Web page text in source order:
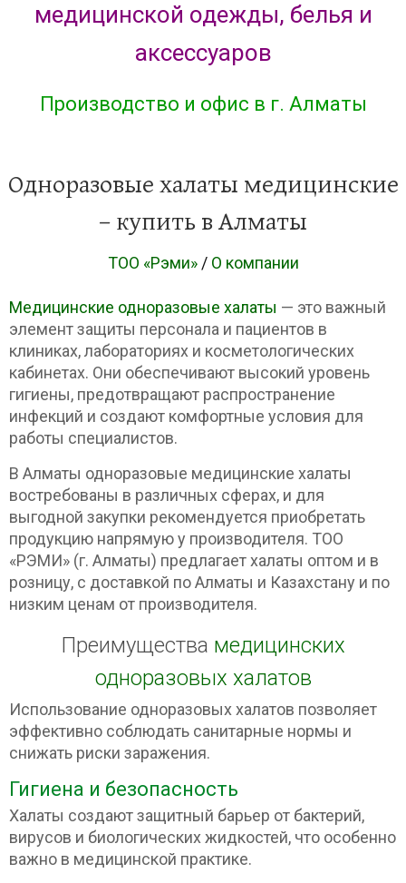
медицинской одежды, белья и
аксессуаров
Производство и офис в г. Алматы
Одноразовые халаты медицинские
– купить в Алматы
ТОО «Рэми» / О компании
Медицинские одноразовые халаты — это важный
элемент защиты персонала и пациентов в
клиниках, лабораториях и косметологических
кабинетах. Они обеспечивают высокий уровень
гигиены, предотвращают распространение
инфекций и создают комфортные условия для
работы специалистов.
В Алматы одноразовые медицинские халаты
востребованы в различных сферах, и для
выгодной закупки рекомендуется приобретать
продукцию напрямую у производителя. ТОО
«РЭМИ» (г. Алматы) предлагает халаты оптом и в
розницу, с доставкой по Алматы и Казахстану и по
низким ценам от производителя.
Преимущества медицинских
одноразовых халатов
Использование одноразовых халатов позволяет
эффективно соблюдать санитарные нормы и
снижать риски заражения.
Гигиена и безопасность
Халаты создают защитный барьер от бактерий,
вирусов и биологических жидкостей, что особенно
важно в медицинской практике.